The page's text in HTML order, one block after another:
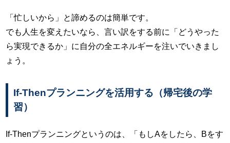
「忙しいから」と諦めるのは簡単です。
でも人生を変えたいなら、言い訳をする前に「どうやった
ら実現できるか」に自分の全エネルギーを注いでいきまし
ょう。
If-Thenプランニングを活用する（帰宅後の学
習）
If-Thenプランニングというのは、「もしAをしたら、Bをす